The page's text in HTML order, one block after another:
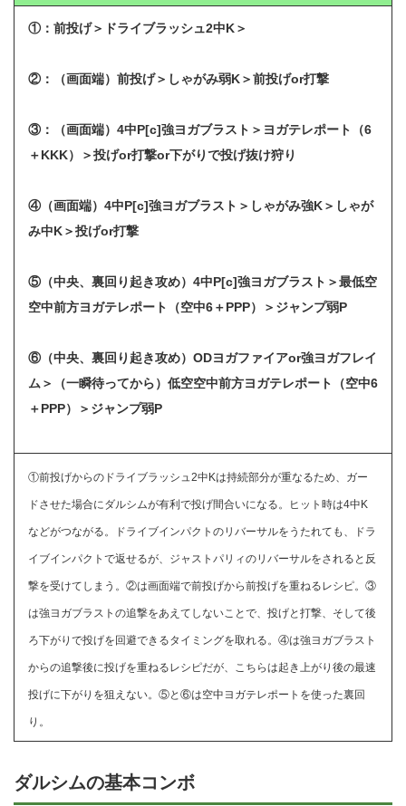
①：前投げ＞ドライブラッシュ2中K＞
②：（画面端）前投げ＞しゃがみ弱K＞前投げor打撃
③：（画面端）4中P[c]強ヨガブラスト＞ヨガテレポート（6
＋KKK）＞投げor打撃or下がりで投げ抜け狩り
④（画面端）4中P[c]強ヨガブラスト＞しゃがみ強K＞しゃが
み中K＞投げor打撃
⑤（中央、裏回り起き攻め）4中P[c]強ヨガブラスト＞最低空
空中前方ヨガテレポート（空中6＋PPP）＞ジャンプ弱P
⑥（中央、裏回り起き攻め）ODヨガファイアor強ヨガフレイ
ム＞（一瞬待ってから）低空空中前方ヨガテレポート（空中6
＋PPP）＞ジャンプ弱P
①前投げからのドライブラッシュ2中Kは持続部分が重なるため、ガー
ドさせた場合にダルシムが有利で投げ間合いになる。ヒット時は4中K
などがつながる。ドライブインパクトのリバーサルをうたれても、ドラ
イブインパクトで返せるが、ジャストパリィのリバーサルをされると反
撃を受けてしまう。②は画面端で前投げから前投げを重ねるレシピ。③
は強ヨガブラストの追撃をあえてしないことで、投げと打撃、そして後
ろ下がりで投げを回避できるタイミングを取れる。④は強ヨガブラスト
からの追撃後に投げを重ねるレシピだが、こちらは起き上がり後の最速
投げに下がりを狙えない。⑤と⑥は空中ヨガテレポートを使った裏回
り。
ダルシムの基本コンボ